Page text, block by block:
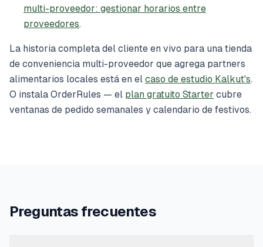
multi-proveedor: gestionar horarios entre
proveedores.
La historia completa del cliente en vivo para una tienda
de conveniencia multi-proveedor que agrega partners
alimentarios locales está en el caso de estudio Kalkut's.
O instala OrderRules — el plan gratuito Starter cubre
ventanas de pedido semanales y calendario de festivos.
Preguntas frecuentes